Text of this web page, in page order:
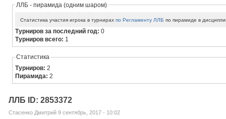
ЛЛБ - пирамида (одним шаром)
Статистика участия игрока в турнирахпо Регламенту ЛЛБ по пирамиде в
Турниров за последний год:0
Турниров всего: 1
Статистика
Турниров:2
Пирамида:2
ЛЛБ ID: 2853372
Стасенко Дмитрий 9 сентябрь, 2017 - 10:02